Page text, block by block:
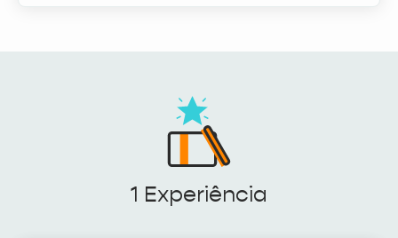
1 Experiência